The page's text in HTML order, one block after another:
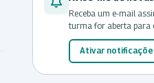
Receba um e-mail
turma for aberta para
Ativar